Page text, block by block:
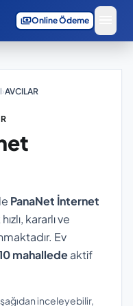
paymentsOnline Ödeme
›AVCILAR
PanaNet İnternet
kararlı ve
Ev
mahalledeaktif
inceleyebilir,